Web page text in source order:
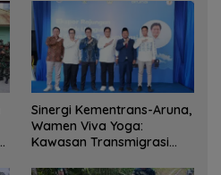
Sinergi Kementrans-Aruna,
Wamen Viva Yoga:
Kawasan Transmigrasi